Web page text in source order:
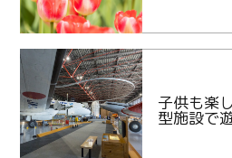
子供も楽
型施設で